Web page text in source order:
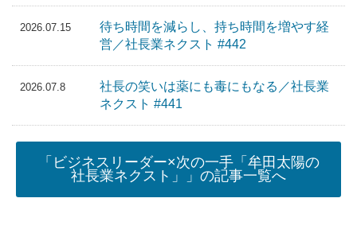
2026.07.15
待ち時間を減らし、持ち時間を増やす経
営／社長業ネクスト #442
2026.07.8
社長の笑いは薬にも毒にもなる／社長業
ネクスト #441
「ビジネスリーダー×次の一手「牟田太陽の
社長業ネクスト」」の記事一覧へ